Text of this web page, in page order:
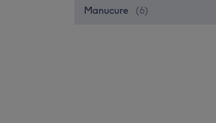
Manucure (6)